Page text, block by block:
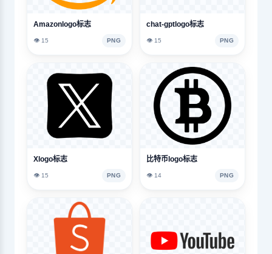
Amazonlogo标志
👁️ 15 PNG
chat-gptlogo标志
👁️ 15 PNG
Xlogo标志
👁️ 15 PNG
比特币logo标志
👁️ 14 PNG